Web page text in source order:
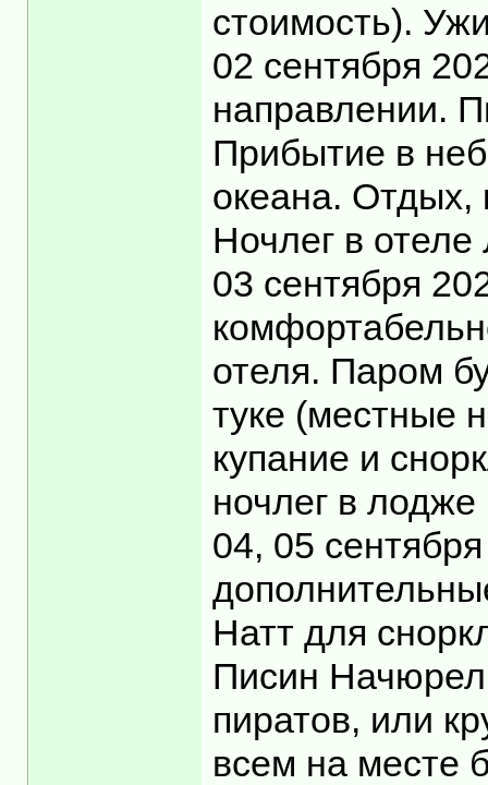
стоимость).
02 сентября
направлении.
Прибытие в
океана. Отдых,
Ночлег в
03 сентября
отеля. Паром
туке (местные
купание и
ночлег в
04, 05
Натт для
Писин Начюрел
пиратов, или
всем на месте